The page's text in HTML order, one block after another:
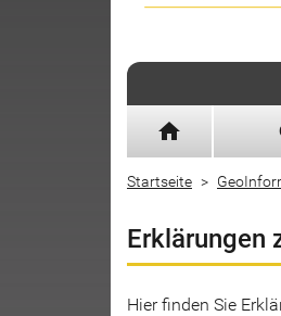
home
Startseite
Erklärungen
Hier finden Sie